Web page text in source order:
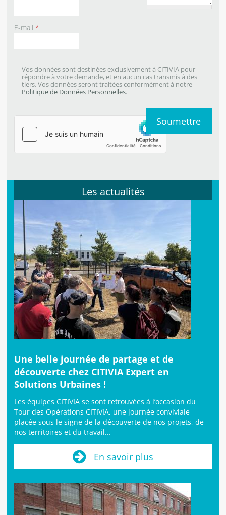
E-mail *
Vos données sont destinées exclusivement à CITIVIA pour
répondre à votre demande, et en aucun cas transmis à des
tiers. Vos données seront traitées conformément à notre
Politique de Données Personnelles.
Les actualités
Une belle journée de partage et de
découverte chez CITIVIA Expert en
Solutions Urbaines !
Les équipes CITIVIA se sont retrouvées à l’occasion du
Tour des Opérations CITIVIA, une journée conviviale
placée sous le signe de la découverte de nos projets, de
nos territoires et du travail...
En savoir plus